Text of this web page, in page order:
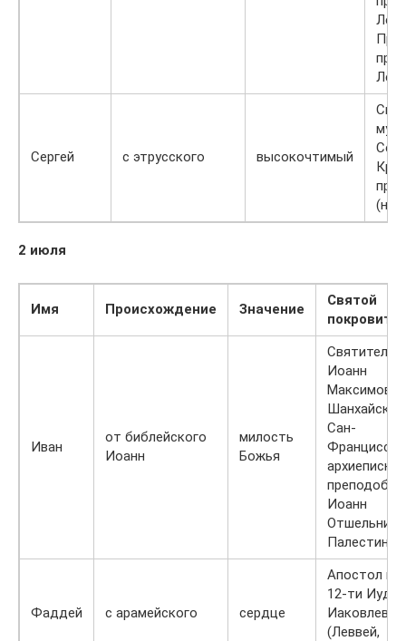
Сергей с этрусского высокочтимый
2 июля
Имя Происхождение Значение
Святой
Иван
от библейского
Иоанн
милость
Божья
Святитель
Иоанн
Шанхайский,
Сан-
Иоанн
Отшельник,
Фаддей с арамейского сердце
Апостол из
12-ти Иуда
Иаковлев
(Леввей,